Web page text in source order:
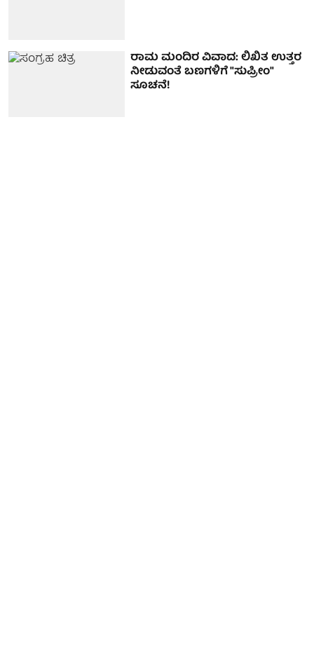
ರಾಮ ಮಂದಿರ ವಿವಾದ: ಲಿಖಿತ ಉತ್ತರ
ನೀಡುವಂತೆ ಬಣಗಳಿಗೆ "ಸುಪ್ರೀಂ"
ಸೂಚನೆ!